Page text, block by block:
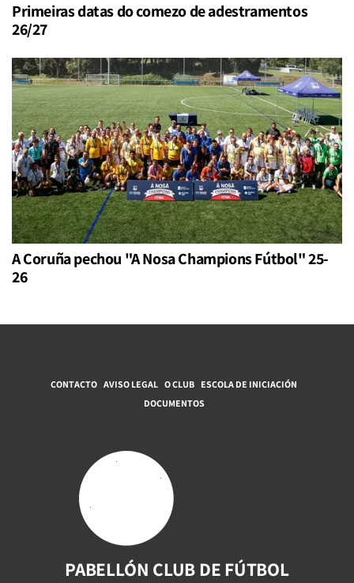
Primeiras datas do comezo de adestramentos
26/27
A Coruña pechou "A Nosa Champions Fútbol" 25-
26
CONTACTO AVISO LEGAL O CLUB ESCOLA DE INICIACIÓN
DOCUMENTOS
PABELLÓN CLUB DE FÚTBOL